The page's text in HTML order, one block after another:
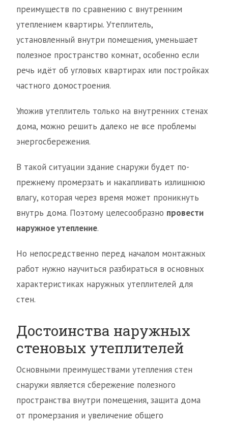
преимуществ по сравнению с внутренним
утеплением квартиры. Утеплитель,
установленный внутри помещения, уменьшает
полезное пространство комнат, особенно если
речь идёт об угловых квартирах или постройках
частного домостроения.
Уложив утеплитель только на внутренних стенах
дома, можно решить далеко не все проблемы
энергосбережения.
В такой ситуации здание снаружи будет по-
прежнему промерзать и накапливать излишнюю
влагу, которая через время может проникнуть
внутрь дома. Поэтому целесообразно провести
наружное утепление.
Но непосредственно перед началом монтажных
работ нужно научиться разбираться в основных
характеристиках наружных утеплителей для
стен.
Достоинства наружных
стеновых утеплителей
Основными преимуществами утепления стен
снаружи является сбережение полезного
пространства внутри помещения, защита дома
от промерзания и увеличение общего